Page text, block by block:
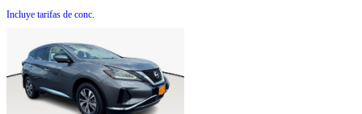
Incluye tarifas de conc.